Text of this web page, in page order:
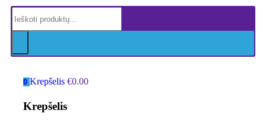
0 Krepšelis €0.00
Krepšelis